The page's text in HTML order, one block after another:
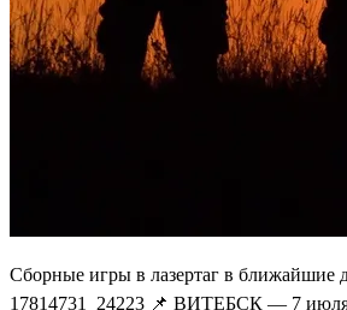
Сборные игры в лазертаг в
17814731_24223 📌 ВИТЕБСК — 7 июля